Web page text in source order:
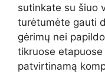
sutinkate su šiuo
turėtumėte gauti
gėrimų nei
tikruose
patvirtinamą